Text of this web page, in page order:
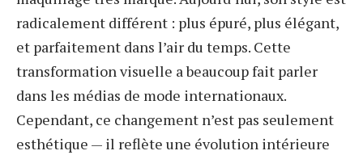
radicalement différent : plus épuré, plus élégant,
et parfaitement dans l’air du temps. Cette
transformation visuelle a beaucoup fait parler
dans les médias de mode internationaux.
Cependant, ce changement n’est pas seulement
esthétique — il reflète une évolution intérieure